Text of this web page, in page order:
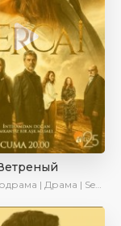
| Драма | SesDizi | Ирина Котова | AveTurk